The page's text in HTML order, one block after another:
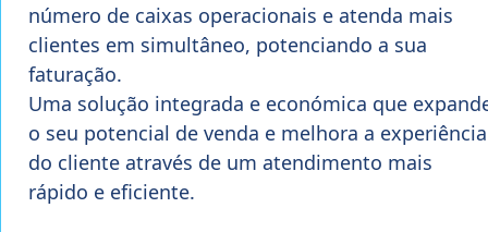
número de caixas operacionais e atenda mais
clientes em simultâneo, potenciando a sua
faturação.
Uma solução integrada e económica que
o seu potencial de venda e melhora a experiência
do cliente através de um atendimento mais
rápido e eficiente.